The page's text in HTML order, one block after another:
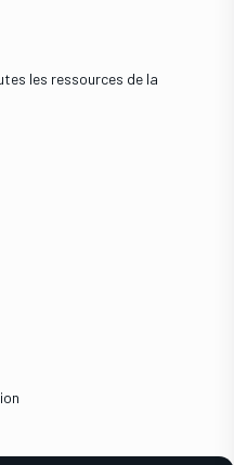
les ressources de la